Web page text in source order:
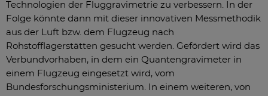
Technologien der Fluggravimetrie zu verbessern. In der
Folge könnte dann mit dieser innovativen Messmethodik
aus der Luft bzw. dem Flugzeug nach
Rohstofflagerstätten gesucht werden. Gefördert wird das
Verbundvorhaben, in dem ein Quantengravimeter in
einem Flugzeug eingesetzt wird, vom
Bundesforschungsministerium. In einem weiteren, von